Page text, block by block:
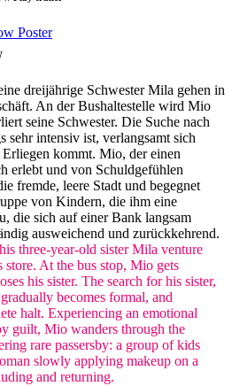
dreijährige Schwester Mila gehen in
An der Bushaltestelle wird Mio
seine Schwester. Die Suche nach
sehr intensiv ist, verlangsamt sich
kommt. Mio, der einen
erlebt und von Schuldgefühlen
fremde, leere Stadt und begegnet
von Kindern, die ihm eine
die sich auf einer Bank langsam
ausweichend und zurückkehrend.
three-year-old sister Mila venture
store. At the bus stop, Mio gets
his sister. The search for his sister,
becomes formal, and
halt. Experiencing an emotional
guilt, Mio wanders through the
rare passersby: a group of kids
slowly applying makeup on a
and returning.